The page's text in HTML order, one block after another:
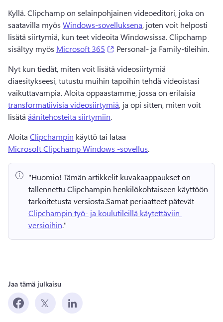
Kyllä. Clipchamp on selainpohjainen videoeditori, joka on
saatavilla myös Windows-sovelluksena, joten voit helposti
lisätä siirtymiä, kun teet videoita Windowsissa. Clipchamp
sisältyy myös Microsoft 365 (opens in a new tab)
Personal- ja Family-tileihin.
Nyt kun tiedät, miten voit lisätä videosiirtymiä
diaesitykseesi, tutustu muihin tapoihin tehdä videoistasi
vaikuttavampia. Aloita oppaastamme, jossa on erilaisia
transformatiivisia videosiirtymiä, ja opi sitten, miten voit
lisätä äänitehosteita siirtymiin.
Aloita Clipchampin käyttö tai lataa
Microsoft Clipchamp Windows -sovellus.
"Huomio! Tämän artikkelit kuvakaappaukset on
tallennettu Clipchampin henkilökohtaiseen käyttöön
tarkoitetusta versiosta.
Clipchampin työ- ja koulutileillä käytettäviin
versioihin."
Jaa tämä julkaisu